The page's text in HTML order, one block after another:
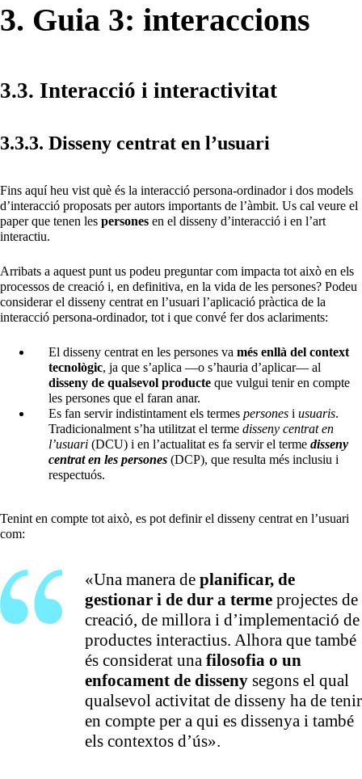
3. Guia 3: interaccions
3.3. Interacció i interactivitat
3.3.3. Disseny centrat en l’usuari
Fins aquí heu vist què és la interacció persona-ordinador i dos models
d’interacció proposats per autors importants de l’àmbit. Us cal veure el
paper que tenen les persones en el disseny d’interacció i en l’art
interactiu.
Arribats a aquest punt us podeu preguntar com impacta tot això en els
processos de creació i, en definitiva, en la vida de les persones? Podeu
considerar el disseny centrat en l’usuari l’aplicació pràctica de la
interacció persona-ordinador, tot i que convé fer dos aclariments:
El disseny centrat en les persones va més enllà del context
tecnològic, ja que s’aplica —o s’hauria d’aplicar— al
disseny de qualsevol producte que vulgui tenir en compte
les persones que el faran anar.
Es fan servir indistintament els termes persones i usuaris.
Tradicionalment s’ha utilitzat el terme disseny centrat en
l’usuari (DCU) i en l’actualitat es fa servir el terme disseny
centrat en les persones (DCP), que resulta més inclusiu i
respectuós.
Tenint en compte tot això, es pot definir el disseny centrat en l’usuari
com:
«Una manera de planificar, de
gestionar i de dur a terme projectes de
creació, de millora i d’implementació de
productes interactius. Alhora que també
és considerat una filosofia o un
enfocament de disseny segons el qual
qualsevol activitat de disseny ha de tenir
en compte per a qui es dissenya i també
els contextos d’ús».